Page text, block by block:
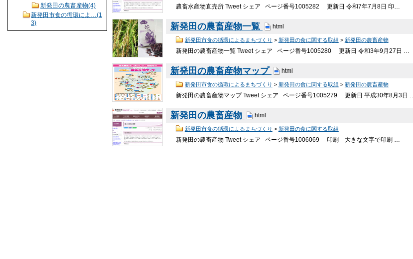
新発田の農畜産物(4)
新発田市食の循環によ…(1
3)
農畜水産物直売所 Tweet シェア ページ番号1005282 更新日 令和7年7月8日 印…
新発田の農畜産物一覧 html
新発田市食の循環によるまちづくり > 新発田の食に関する取組 > 新発田の農畜産物
新発田の農畜産物一覧 Tweet シェア ページ番号1005280 更新日 令和3年9月27日 …
新発田の農畜産物マップ html
新発田市食の循環によるまちづくり > 新発田の食に関する取組 > 新発田の農畜産物
新発田の農畜産物マップ Tweet シェア ページ番号1005279 更新日 平成30年8月3日 …
新発田の農畜産物 html
新発田市食の循環によるまちづくり > 新発田の食に関する取組
新発田の農畜産物 Tweet シェア ページ番号1006069 印刷 大きな文字で印刷 …